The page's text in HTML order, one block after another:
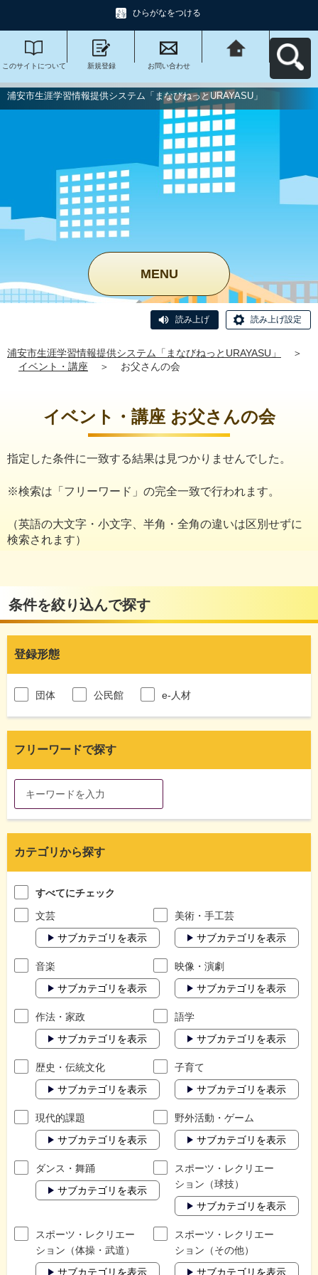
ひらがなをつける
このサイトについて 新規登録 お問い合わせ
びねっと
URAYASU」へ戻る
浦安市生涯学習情報提供システム「まなびねっとURAYASU」
MENU
読み上げ 読み上げ設定
浦安市生涯学習情報提供システム「まなびねっとURAYASU」
＞
イベント・講座
＞ お父さんの会
イベント・講座 お父さんの会
指定した条件に一致する結果は見つかりませんでした。
※検索は「フリーワード」の完全一致で行われます。
（英語の大文字・小文字、半角・全角の違いは区別せずに
検索されます）
条件を絞り込んで探す
登録形態
団体 公民館 e-人材
フリーワードで探す
カテゴリから探す
すべてにチェック
文芸
サブカテゴリを表示
美術・手工芸
サブカテゴリを表示
音楽
サブカテゴリを表示
映像・演劇
サブカテゴリを表示
作法・家政
サブカテゴリを表示
語学
サブカテゴリを表示
歴史・伝統文化
サブカテゴリを表示
子育て
サブカテゴリを表示
現代的課題
サブカテゴリを表示
野外活動・ゲーム
サブカテゴリを表示
ダンス・舞踊
サブカテゴリを表示
スポーツ・レクリエー
ション（球技）
サブカテゴリを表示
スポーツ・レクリエー
ション（体操・武道）
サブカテゴリを表示
スポーツ・レクリエー
ション（その他）
サブカテゴリを表示